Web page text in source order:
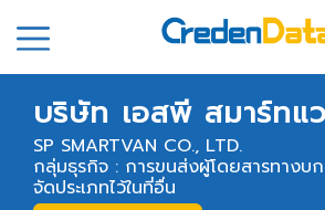
บริษัท เอสพี สมาร์ทแ
SP SMARTVAN CO., LTD.
กลุ่มธุรกิจ : การขนส่งผู้โดยสารทางบ
จัดประเภทไว้ในที่อื่น